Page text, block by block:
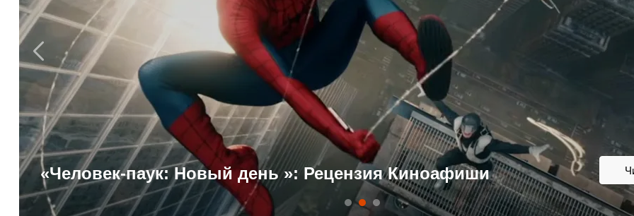
Что смотреть в августе: главные премьеры в кино и на
стримингах